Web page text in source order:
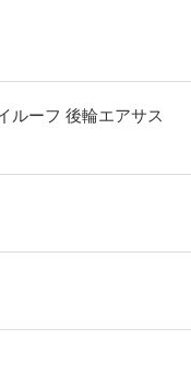
ルーフ 後輪エアサス